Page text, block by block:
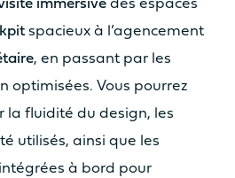
immersive des espaces
spacieux à l’agencement
, en passant par les
optimisées. Vous pourrez
fluidité du design, les
utilisés, ainsi que les
à bord pour
Catamaran
FP44